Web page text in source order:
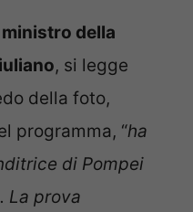
ministro della
, si legge
della foto,
programma, “ha
di Pompei
La prova